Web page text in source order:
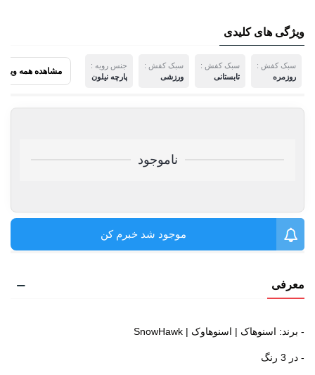
ویژگی های کلیدی
سبک کفش :
روزمره
سبک کفش :
تابستانی
سبک کفش :
ورزشی
جنس رویه :
پارچه نیلون
مشاهده همه
ناموجود
موجود شد خبرم کن
معرفی
- برند: اسنوهاک | اسنوهاوک | SnowHawk
- در 3 رنگ